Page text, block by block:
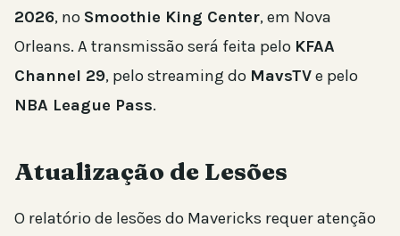
2026, no Smoothie King Center, em Nova
Orleans. A transmissão será feita pelo KFAA
Channel 29, pelo streaming do MavsTVe pelo
NBA League Pass.
Atualização de Lesões
O relatório de lesões do Mavericks requer atenção